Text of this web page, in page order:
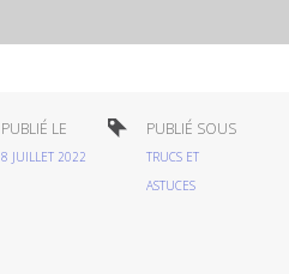
PUBLIÉ LE
8 JUILLET 2022
PUBLIÉ SOUS
TRUCS ET
ASTUCES